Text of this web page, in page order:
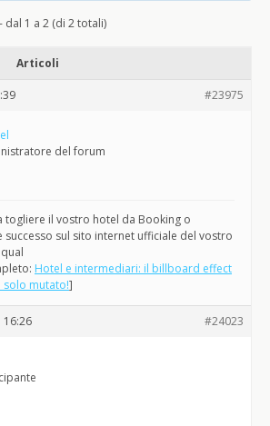
dal 1 a 2 (di 2 totali)
Articoli
#23975
del forum
togliere il vostro hotel da Booking o
successo sul sito internet ufficiale del vostro
Hotel e intermediari: il billboard effect
solo mutato!]
16:26 #24023